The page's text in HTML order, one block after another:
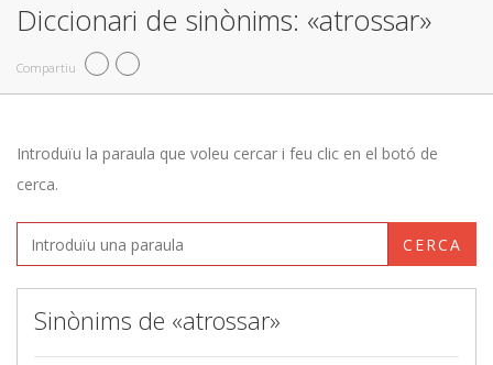
Diccionari de sinònims: «atrossar»
Compartiu
Introduïu la paraula que voleu cercar i feu clic en el botó de
cerca.
CERCA
Sinònims de «atrossar»